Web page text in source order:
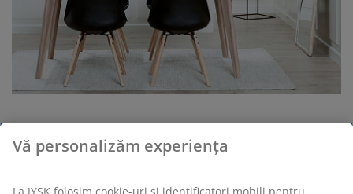
Oglinda HALLUND din stejar periat, de culoarea
mobilierului KALBYfolosit în acest dining alături de
scaunele KASTRUP.
Vă personalizăm experiența
La JYSK folosim cookie-uri și identificatori mobili pentru